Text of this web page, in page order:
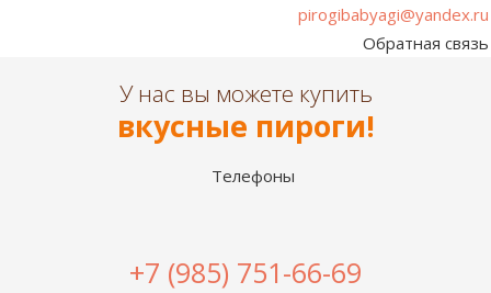
pirogibabyagi@yandex.ru
Обратная связь
У нас вы можете купить
вкусные пироги!
Телефоны
+7 (985) 751-66-69